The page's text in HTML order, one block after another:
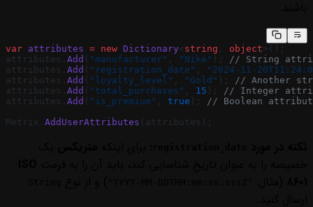
var attributes = new Dictionary < string object >();
attributes. Add ( "manufacturer" "Nike" );
// String
attributes. Add ( "registration_date"
"2024-11-
attributes. Add ( "loyalty_level" "Gold" );
// Another
attributes. Add ( "total_purchases" 15 );
// Integer
attributes. Add ( "is_premium" true );
// Boolean
Metrix. AddUserAttributes (attributes);